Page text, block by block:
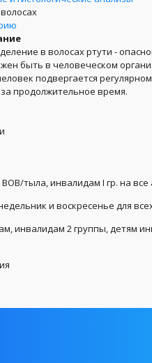
в волосах ртути -
быть в человеческом
подвергается
продолжительное время.
тыла, инвалидам I гр. на
и воскресенье для
инвалидам 2 группы, детям